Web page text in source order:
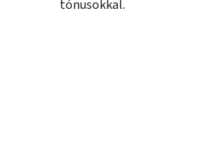
tónusokkal.